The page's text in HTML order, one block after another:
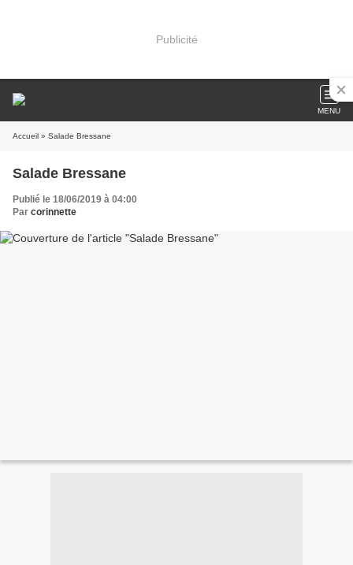
Publicité
MENU
Accueil » Salade Bressane
Salade Bressane
Publié le 18/06/2019 à 04:00
Par corinnette